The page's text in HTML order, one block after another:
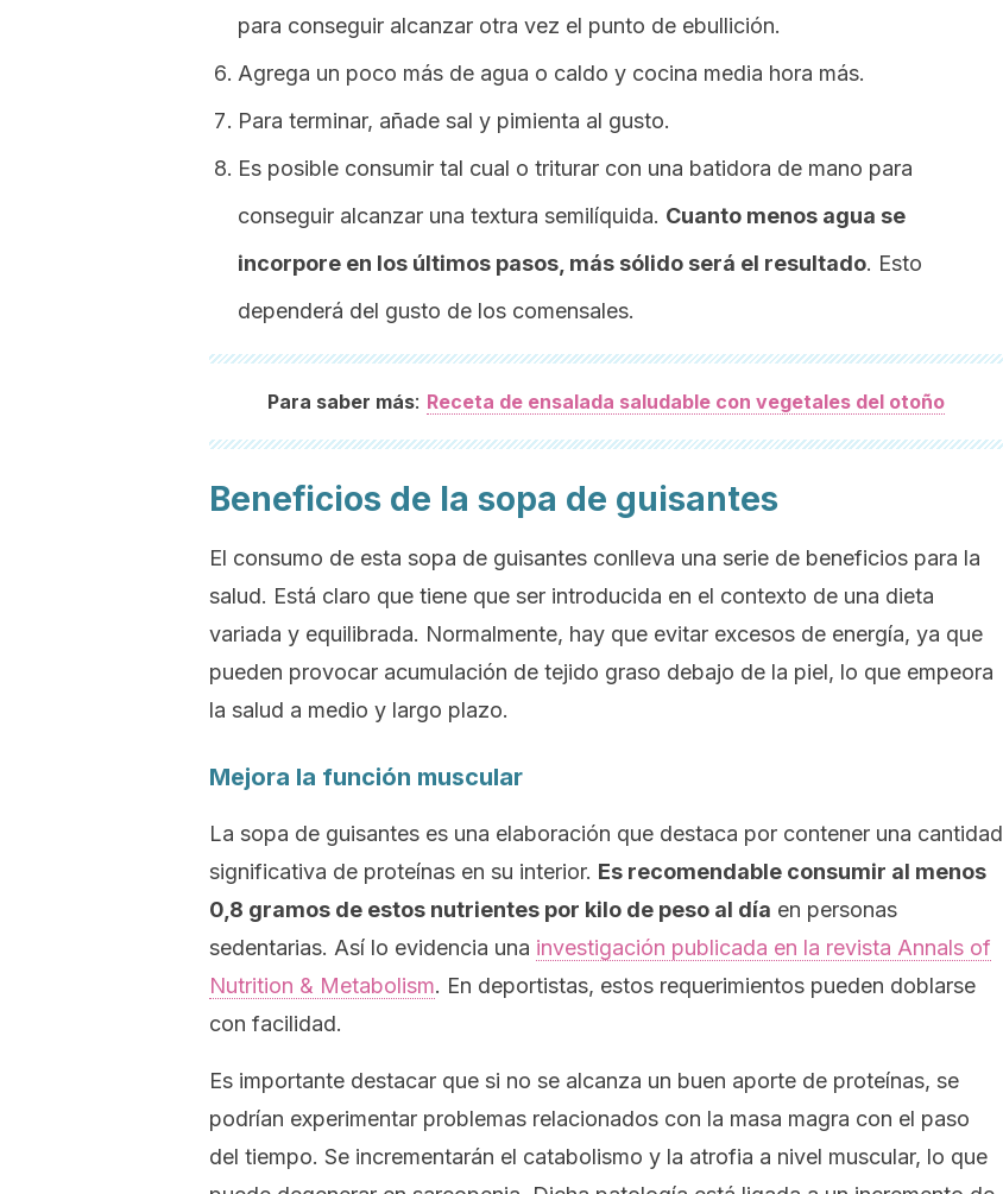
para conseguir alcanzar otra vez el punto de ebullición.
Agrega un poco más de agua o caldo y cocina media hora más.
Para terminar, añade sal y pimienta al gusto.
Es posible consumir tal cual o triturar con una batidora de mano para
conseguir alcanzar una textura semilíquida. Cuanto menos agua se
incorpore en los últimos pasos, más sólido será el resultado. Esto
dependerá del gusto de los comensales.
Para saber más: Receta de ensalada saludable con vegetales del otoño
Beneficios de la sopa de guisantes
El consumo de esta sopa de guisantes conlleva una serie de beneficios para la
salud. Está claro que tiene que ser introducida en el contexto de una dieta
variada y equilibrada. Normalmente, hay que evitar excesos de energía, ya que
pueden provocar acumulación de tejido graso debajo de la piel, lo que empeora
la salud a medio y largo plazo.
Mejora la función muscular
La sopa de guisantes es una elaboración que destaca por contener una cantidad
significativa de proteínas en su interior. Es recomendable consumir al menos
0,8 gramos de estos nutrientes por kilo de peso al día en personas
sedentarias. Así lo evidencia una investigación publicada en la revista Annals of
Nutrition & Metabolism. En deportistas, estos requerimientos pueden doblarse
con facilidad.
Es importante destacar que si no se alcanza un buen aporte de proteínas, se
podrían experimentar problemas relacionados con la masa magra con el paso
del tiempo. Se incrementarán el catabolismo y la atrofia a nivel muscular, lo que